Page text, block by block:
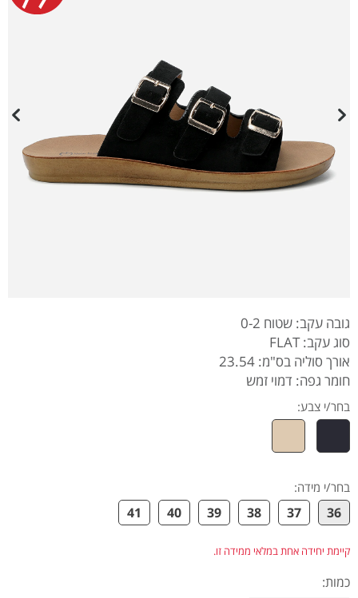
גובה עקב: שטוח 0-2
סוג עקב: FLAT
אורך סוליה בס"מ: 23.54
חומר גפה: דמוי זמש
בחר/י צבע:
בחר/י מידה:
36
37
38
39
40
41
קיימת יחידה אחת במלאי ממידה זו.
כמות: